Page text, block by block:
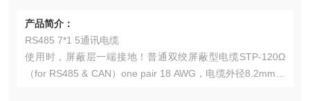
产品简介：
RS485 7*1 5通讯电缆
使用时，屏蔽层一端接地！普通双绞屏蔽型电缆STP-120Ω
（for RS485 & CAN）one pair 18 AWG，电缆外径8.2mm左